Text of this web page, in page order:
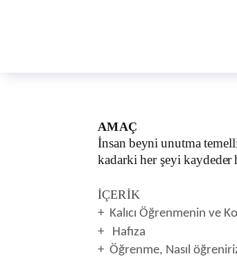
AMAÇ
İnsan beyni unutma
kadarki herşeyi kaydeder
İÇERİK
+ Kalıcı Öğrenmenin ve
+ Hafıza
+ Öğrenme, Nasıl